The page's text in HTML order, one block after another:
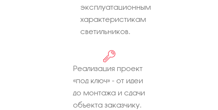
эксплуатационным
характеристикам
светильников.
Реализация проект
«под ключ» - от идеи
до монтажа и сдачи
объекта заказчику.